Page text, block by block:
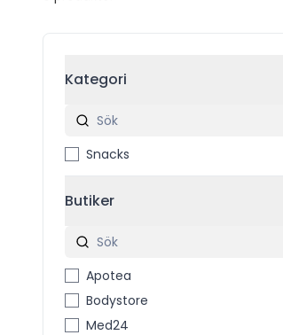
Kategori
Snacks
Butiker
Apotea
Bodystore
Med24